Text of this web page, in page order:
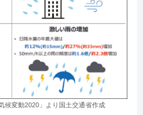
候変動2020」より国土交通省作成